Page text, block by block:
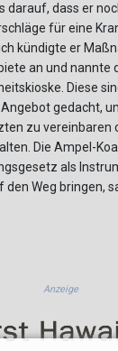
darauf, dass er
für eine
kündigte er
an und nannte
Diese
gedacht,
zu vereinbaren
Die Ampel-
als
den Weg bringen,
Anzeige